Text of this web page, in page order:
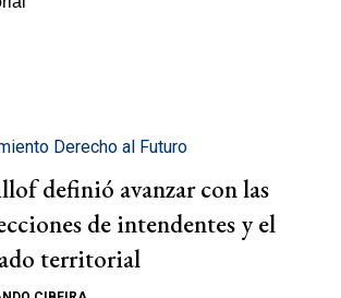
Derecho al Futuro
definió avanzar con las
de intendentes y el
territorial